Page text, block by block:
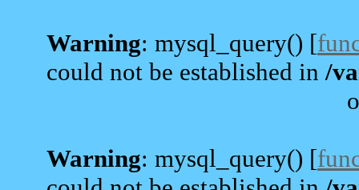
Warning: mysql_query() [
could not be established in /
Warning: mysql_query() [